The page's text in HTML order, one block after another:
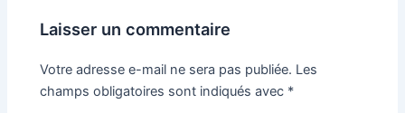
Laisser un commentaire
Votre adresse e-mail ne sera pas publiée. Les
champs obligatoires sont indiqués avec *